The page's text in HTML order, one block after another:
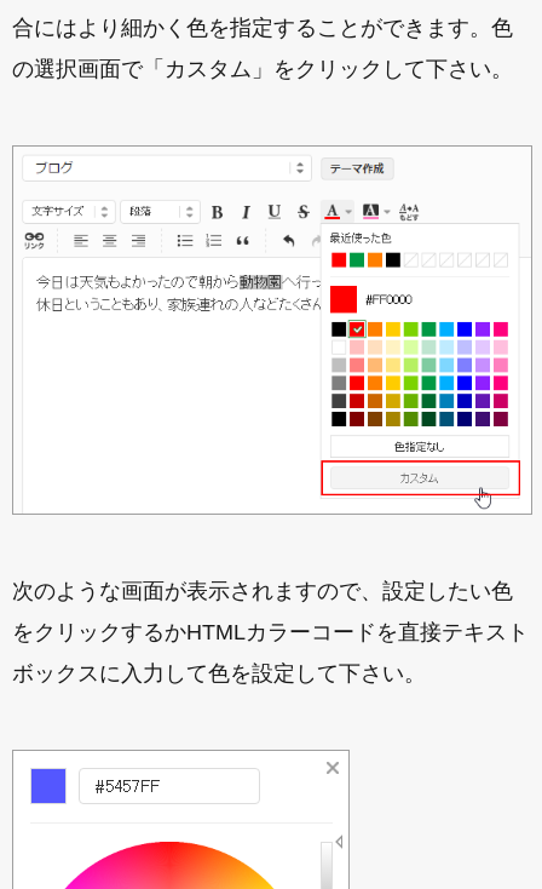
合にはより細かく色を指定することができます。色
の選択画面で「カスタム」をクリックして下さい。
次のような画面が表示されますので、設定したい色
をクリックするかHTMLカラーコードを直接テキスト
ボックスに入力して色を設定して下さい。